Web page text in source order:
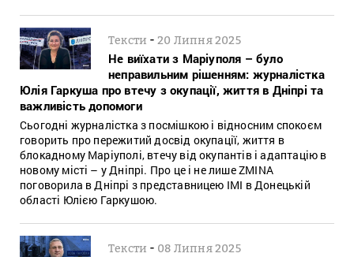
Тексти -20 Липня 2025
Не виїхати з Маріуполя – було
неправильним рішенням: журналістка
Юлія Гаркуша про втечу з окупації, життя в Дніпрі та
важливість допомоги
Сьогодні журналістка з посмішкою і відносним спокоєм
говорить про пережитий досвід окупації, життя в
блокадному Маріуполі, втечу від окупантів і адаптацію в
новому місті – у Дніпрі. Про це і не лише ZMINA
поговорила в Дніпрі з представницею ІМІ в Донецькій
області Юлією Гаркушою.
Тексти - 08 Липня 2025